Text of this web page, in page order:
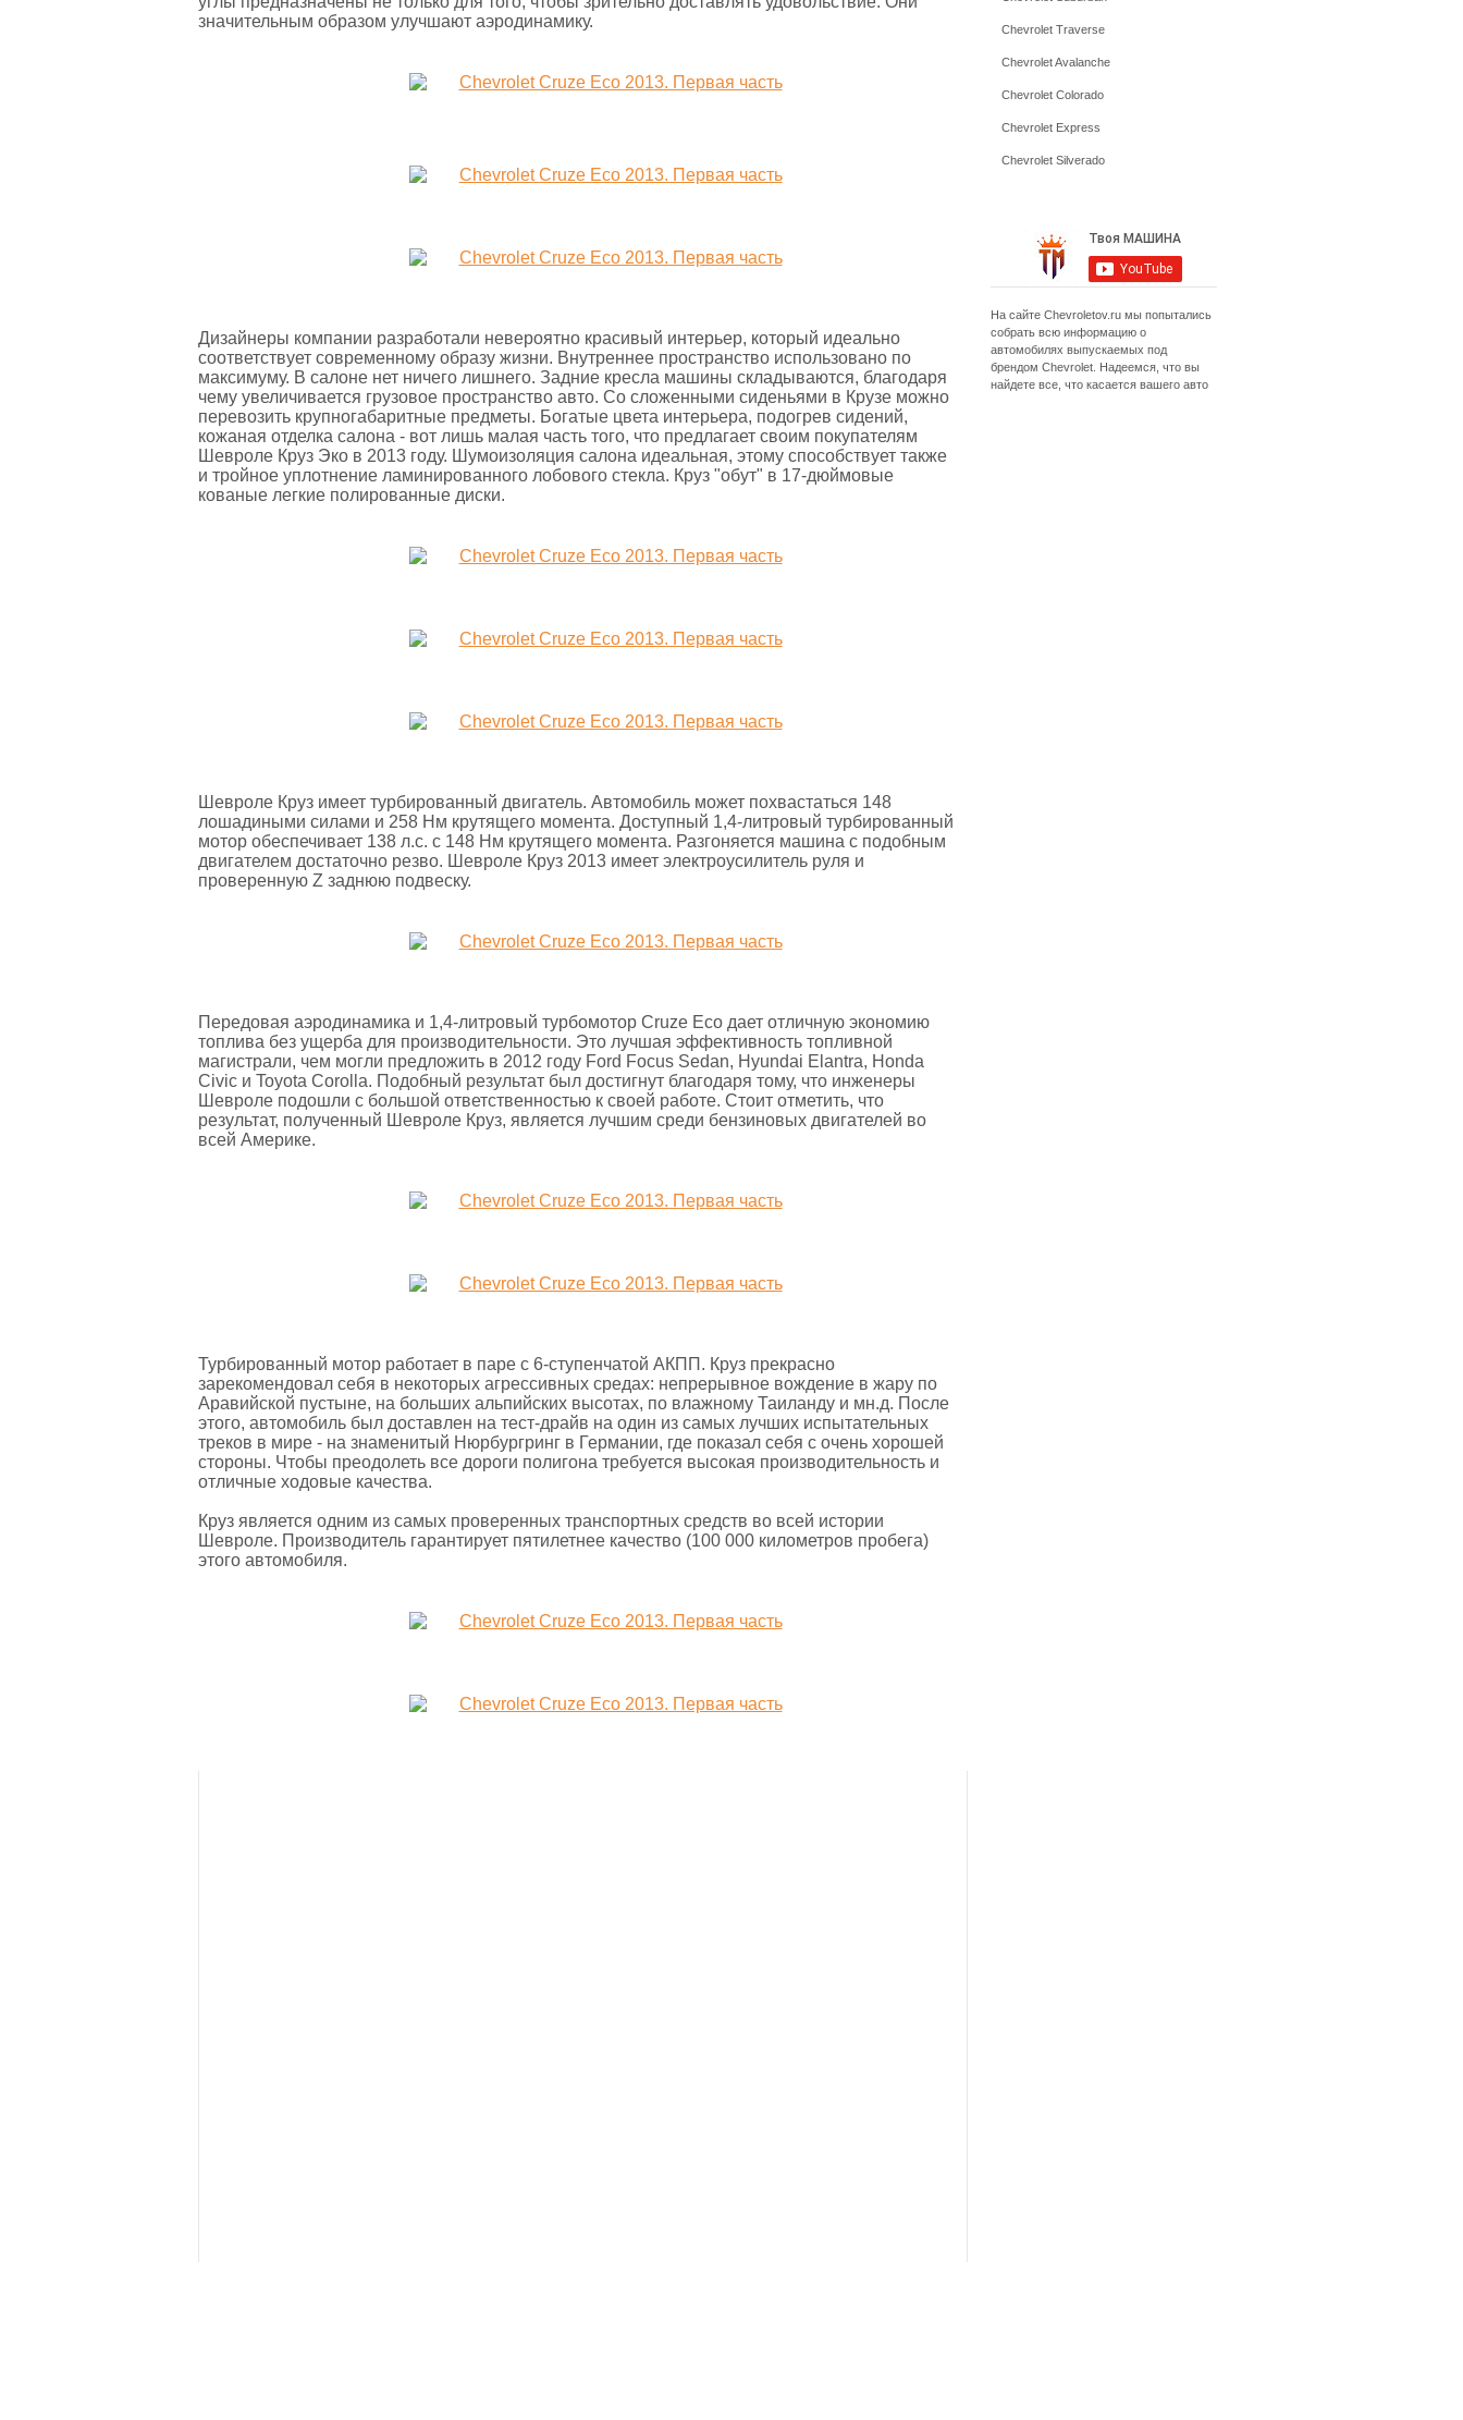
значительным образом улучшают аэродинамику.
Дизайнеры компании разработали невероятно красивый интерьер, который идеально
соответствует современному образу жизни. Внутреннее пространство использовано по
максимуму. В салоне нет ничего лишнего. Задние кресла машины складываются, благодаря
чему увеличивается грузовое пространство авто. Со сложенными сиденьями в Крузе можно
перевозить крупногабаритные предметы. Богатые цвета интерьера, подогрев сидений,
кожаная отделка салона - вот лишь малая часть того, что предлагает своим покупателям
Шевроле Круз Эко в 2013 году. Шумоизоляция салона идеальная, этому способствует также
и тройное уплотнение ламинированного лобового стекла. Круз "обут" в 17-дюймовые
кованые легкие полированные диски.
Шевроле Круз имеет турбированный двигатель. Автомобиль может похвастаться 148
лошадиными силами и 258 Нм крутящего момента. Доступный 1,4-литровый турбированный
мотор обеспечивает 138 л.с. с 148 Нм крутящего момента. Разгоняется машина с подобным
двигателем достаточно резво. Шевроле Круз 2013 имеет электроусилитель руля и
проверенную Z заднюю подвеску.
Передовая аэродинамика и 1,4-литровый турбомотор Cruze Eco дает отличную экономию
топлива без ущерба для производительности. Это лучшая эффективность топливной
магистрали, чем могли предложить в 2012 году Ford Focus Sedan, Hyundai Elantra, Honda
Civic и Toyota Corolla. Подобный результат был достигнут благодаря тому, что инженеры
Шевроле подошли с большой ответственностью к своей работе. Стоит отметить, что
результат, полученный Шевроле Круз, является лучшим среди бензиновых двигателей во
всей Америке.
Турбированный мотор работает в паре с 6-ступенчатой АКПП. Круз прекрасно
зарекомендовал себя в некоторых агрессивных средах: непрерывное вождение в жару по
Аравийской пустыне, на больших альпийских высотах, по влажному Таиланду и мн.д. После
этого, автомобиль был доставлен на тест-драйв на один из самых лучших испытательных
треков в мире - на знаменитый Нюрбургринг в Германии, где показал себя с очень хорошей
стороны. Чтобы преодолеть все дороги полигона требуется высокая производительность и
отличные ходовые качества.
Круз является одним из самых проверенных транспортных средств во всей истории
Шевроле. Производитель гарантирует пятилетнее качество (100 000 километров пробега)
этого автомобиля.
Chevrolet Traverse
Chevrolet Avalanche
Chevrolet Colorado
Chevrolet Express
Chevrolet Silverado
На сайте Chevroletov.ru мы попытались
собрать всю информацию о
автомобилях выпускаемых под
брендом Chevrolet. Надеемся, что вы
найдете все, что касается вашего авто